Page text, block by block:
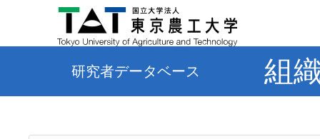
研究者データベース 組